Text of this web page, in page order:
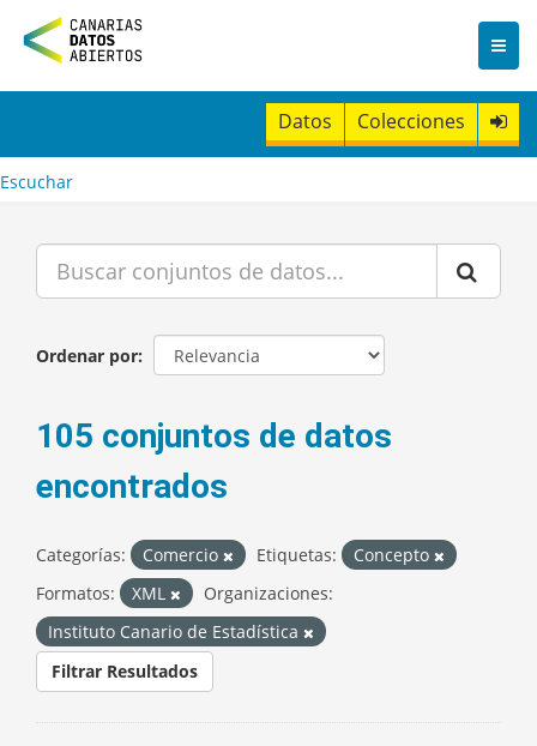
n
t
Datos Colecciones
Escuchar
Ordenar por
105 conjuntos de datos
encontrados
Categorías: Comercio Etiquetas:
Concepto
Formatos:
XML
Organizaciones:
Instituto Canario de Estadística
Filtrar Resultados